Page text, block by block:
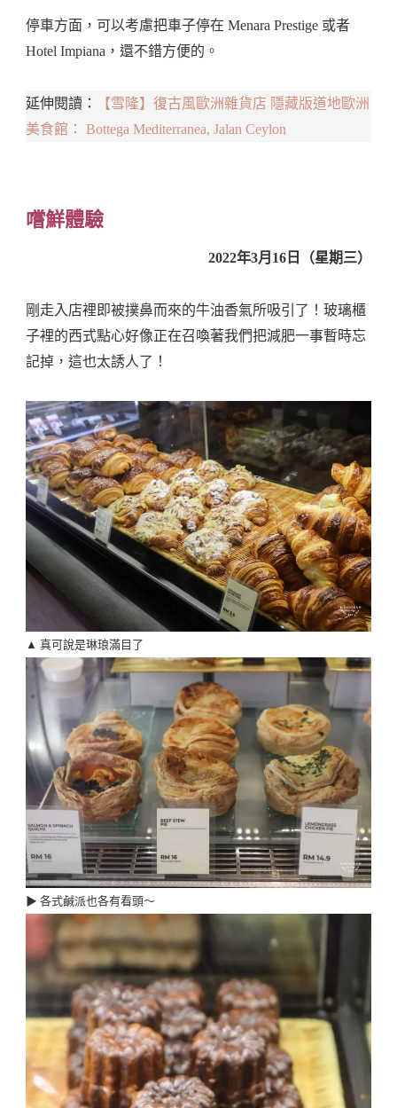
停車方面，可以考慮把車子停在 Menara Prestige 或者
Hotel Impiana，還不錯方便的。
延伸閱讀：
【雪隆】復古風歐洲雜貨店 隱藏版道地歐洲
美食館： Bottega Mediterranea, Jalan Ceylon
嚐鮮體驗
2022年3月16日（星期三）
剛走入店裡即被撲鼻而來的牛油香氣所吸引了！玻璃櫃
子裡的西式點心好像正在召喚著我們把減肥一事暫時忘
記掉，這也太誘人了！
▲ 真可說是琳琅滿目了
▶︎ 各式鹹派也各有看頭～